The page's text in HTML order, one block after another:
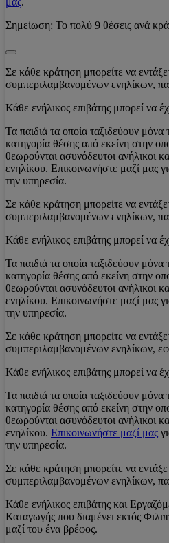
Σημείωση: Το πολύ 9 θέσεις ανά
Σε κάθε κράτηση μπορείτε να
συμπεριλαμβανομένων ενηλίκων,
Κάθε ενήλικος επιβάτης μπορεί να
Τα παιδιά τα οποία ταξιδεύουν μόνα
κατηγορία θέσης από εκείνη στην
θεωρούνται ασυνόδευτοι ανήλικοι
ενηλίκου. Επικοινωνήστε μαζί μας
την υπηρεσία.
Σε κάθε κράτηση μπορείτε να
συμπεριλαμβανομένων ενηλίκων,
Κάθε ενήλικος επιβάτης μπορεί να
Τα παιδιά τα οποία ταξιδεύουν μόνα
κατηγορία θέσης από εκείνη στην
θεωρούνται ασυνόδευτοι ανήλικοι
ενηλίκου. Επικοινωνήστε μαζί μας
την υπηρεσία.
Σε κάθε κράτηση μπορείτε να
συμπεριλαμβανομένων ενηλίκων,
Κάθε ενήλικος επιβάτης μπορεί να
Τα παιδιά τα οποία ταξιδεύουν μόνα
κατηγορία θέσης από εκείνη στην
θεωρούνται ασυνόδευτοι ανήλικοι
ενηλίκου. Επικοινωνήστε μαζί μας
την υπηρεσία.
Σε κάθε κράτηση μπορείτε να
συμπεριλαμβανομένων ενηλίκων,
Κάθε ενήλικος επιβάτης και
Καταγωγής που διαμένει εκτός
μαζί του ένα βρέφος.